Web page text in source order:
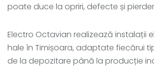
poate duce la opriri, defecte și
Electro Octavian realizează instalații
hale în Timișoara, adaptate fiecărui
de la depozitare până la producție